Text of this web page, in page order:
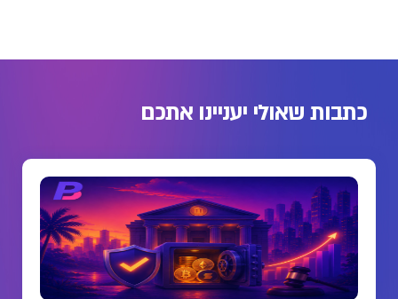
כתבות שאולי יעניינו אתכם